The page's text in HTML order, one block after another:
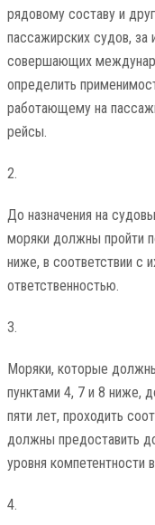
рядовому составу и
пассажирских судов,
совершающих
определить
работающему на
рейсы.
2.
До назначения на
моряки должны пройти
ниже, в соответствии с
ответственностью.
3.
Моряки, которые
пунктами 4, 7 и 8 ниже,
пяти лет, проходить
должны предоставить
уровня компетентности
4.